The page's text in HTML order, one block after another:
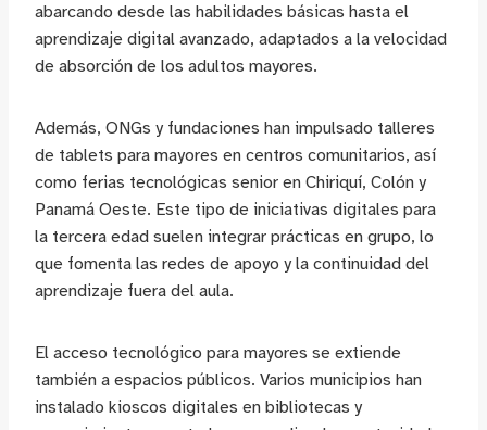
abarcando desde las habilidades básicas hasta el
aprendizaje digital avanzado, adaptados a la velocidad
de absorción de los adultos mayores.
Además, ONGs y fundaciones han impulsado talleres
de tablets para mayores en centros comunitarios, así
como ferias tecnológicas senior en Chiriquí, Colón y
Panamá Oeste. Este tipo de iniciativas digitales para
la tercera edad suelen integrar prácticas en grupo, lo
que fomenta las redes de apoyo y la continuidad del
aprendizaje fuera del aula.
El acceso tecnológico para mayores se extiende
también a espacios públicos. Varios municipios han
instalado kioscos digitales en bibliotecas y